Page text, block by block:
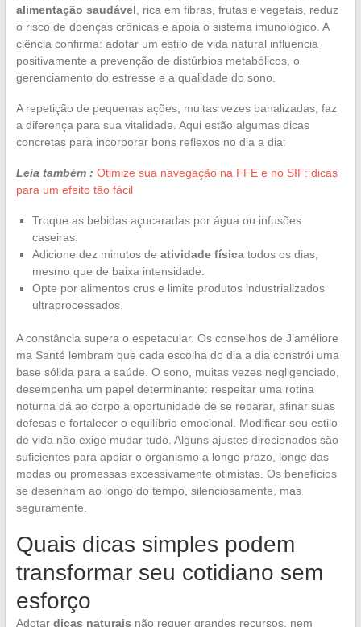
alimentação saudável , rica em fibras, frutas e vegetais, reduz
o risco de doenças crônicas e apoia o sistema imunológico. A
ciência confirma: adotar um estilo de vida natural influencia
positivamente a prevenção de distúrbios metabólicos, o
gerenciamento do estresse e a qualidade do sono.
A repetição de pequenas ações, muitas vezes banalizadas, faz
a diferença para sua vitalidade. Aqui estão algumas dicas
concretas para incorporar bons reflexos no dia a dia:
Leia também : Otimize sua navegação na FFE e no SIF: dicas
para um efeito tão fácil
Troque as bebidas açucaradas por água ou infusões
caseiras.
Adicione dez minutos de atividade físicatodos os dias,
mesmo que de baixa intensidade.
Opte por alimentos crus e limite produtos industrializados
ultraprocessados.
A constância supera o espetacular. Os conselhos de J’améliore
ma Santé lembram que cada escolha do dia a dia constrói uma
base sólida para a saúde. O sono, muitas vezes negligenciado,
desempenha um papel determinante: respeitar uma rotina
noturna dá ao corpo a oportunidade de se reparar, afinar suas
defesas e fortalecer o equilíbrio emocional. Modificar seu estilo
de vida não exige mudar tudo. Alguns ajustes direcionados são
suficientes para apoiar o organismo a longo prazo, longe das
modas ou promessas excessivamente otimistas. Os benefícios
se desenham ao longo do tempo, silenciosamente, mas
seguramente.
Quais dicas simples podem
transformar seu cotidiano sem
esforço
Adotar dicas naturais não requer grandes recursos, nem